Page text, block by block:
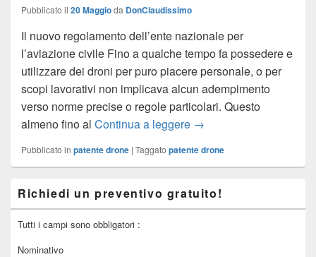
Pubblicato il 20 Maggioda DonClaudissimo
Il nuovo regolamento dell’ente nazionale per
l’aviazione civile Fino a qualche tempo fa possedere e
utilizzare dei droni per puro piacere personale, o per
scopi lavorativi non implicava alcun adempimento
verso norme precise o regole particolari. Questo
almeno fino al Continua a leggere Patente per i Droni:
→
Pubblicato in patente drone | Taggato patente drone
Sidebar
Widget
Area
Richiedi un preventivo gratuito!
Tutti i campi sono obbligatori :
Nominativo